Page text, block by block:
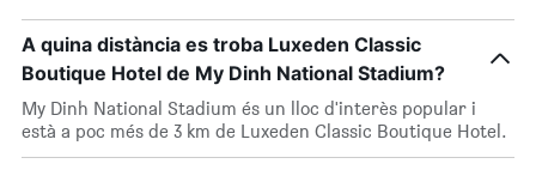
A quina distància es troba Luxeden Classic
Boutique Hotel de My Dinh National Stadium?
My Dinh National Stadium és un lloc d'interès popular i
està a poc més de 3 km de Luxeden Classic Boutique Hotel.